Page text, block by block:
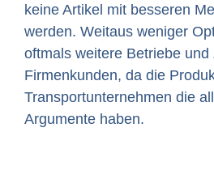
keine Artikel mit besseren
werden. Weitaus weniger
oftmals weitere Betriebe und
Firmenkunden, da die
Transportunternehmen die
Argumente haben.